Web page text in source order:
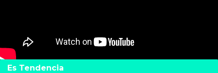
Es Tendencia